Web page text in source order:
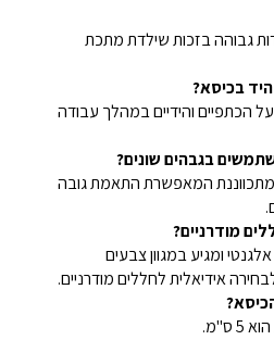
גבוהה בזכות שילדת מתכת
בכיסא?
הכתפיים והידיים במהלך עבודה
בגבהים שונים?
מתכווננת המאפשרת התאמת גובה
מודרניים?
ומגיע במגוון צבעים
אידיאלית לחללים מודרניים.
ס"מ.